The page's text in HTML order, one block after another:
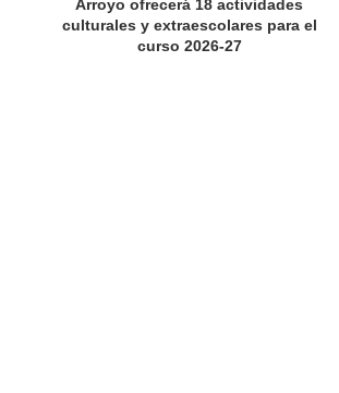
Arroyo ofrecerá 18 actividades
culturales y extraescolares para el
curso 2026-27